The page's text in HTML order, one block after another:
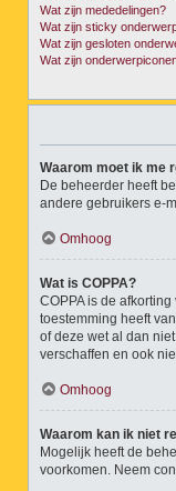
Wat zijn mededelingen?
Wat zijn sticky
Wat zijn gesloten
Wat zijn
Waarom moet ik me
De beheerder heeft
andere gebruikers e-
Omhoog
Wat is COPPA?
COPPA is de
toestemming heeft
of deze wet al dan
verschaffen en ook
Omhoog
Waarom kan ik niet
Mogelijk heeft de
voorkomen. Neem